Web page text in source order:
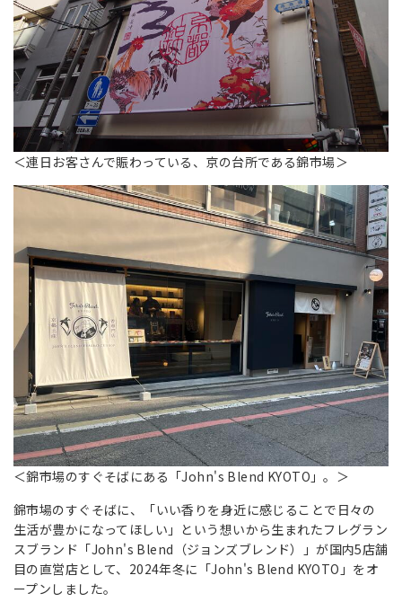
＜連日お客さんで賑わっている、京の台所である錦市場＞
＜錦市場のすぐそばにある「John's Blend KYOTO」。＞
錦市場のすぐそばに、「いい香りを身近に感じることで日々の
生活が豊かになってほしい」という想いから生まれたフレグラン
スブランド「John's Blend（ジョンズブレンド）」が国内5店舗
目の直営店として、2024年冬に「John's Blend KYOTO」をオ
ープンしました。